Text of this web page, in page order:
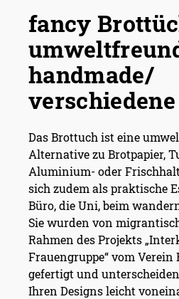
fancy
handmade/
Das Brottuch ist eine
Alternative zu Brotpapier,
Aluminium- oder
sich zudem als praktische
Büro, die Uni, beim
Sie wurden von
Rahmen des Projekts
Frauengruppe“ vom Verein
gefertigt und
Ihren Designs leicht